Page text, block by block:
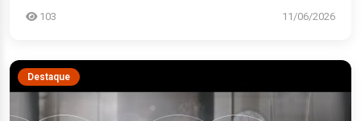
103 11/06/2026
Destaque